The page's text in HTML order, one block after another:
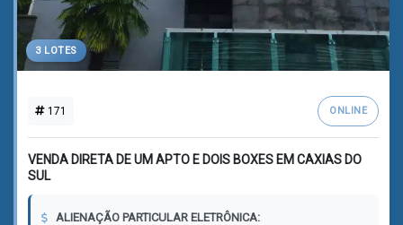
3 LOTES
171 ONLINE
VENDA DIRETA DE UM APTO E DOIS BOXES EM CAXIAS DO
SUL
ALIENAÇÃO PARTICULAR ELETRÔNICA: